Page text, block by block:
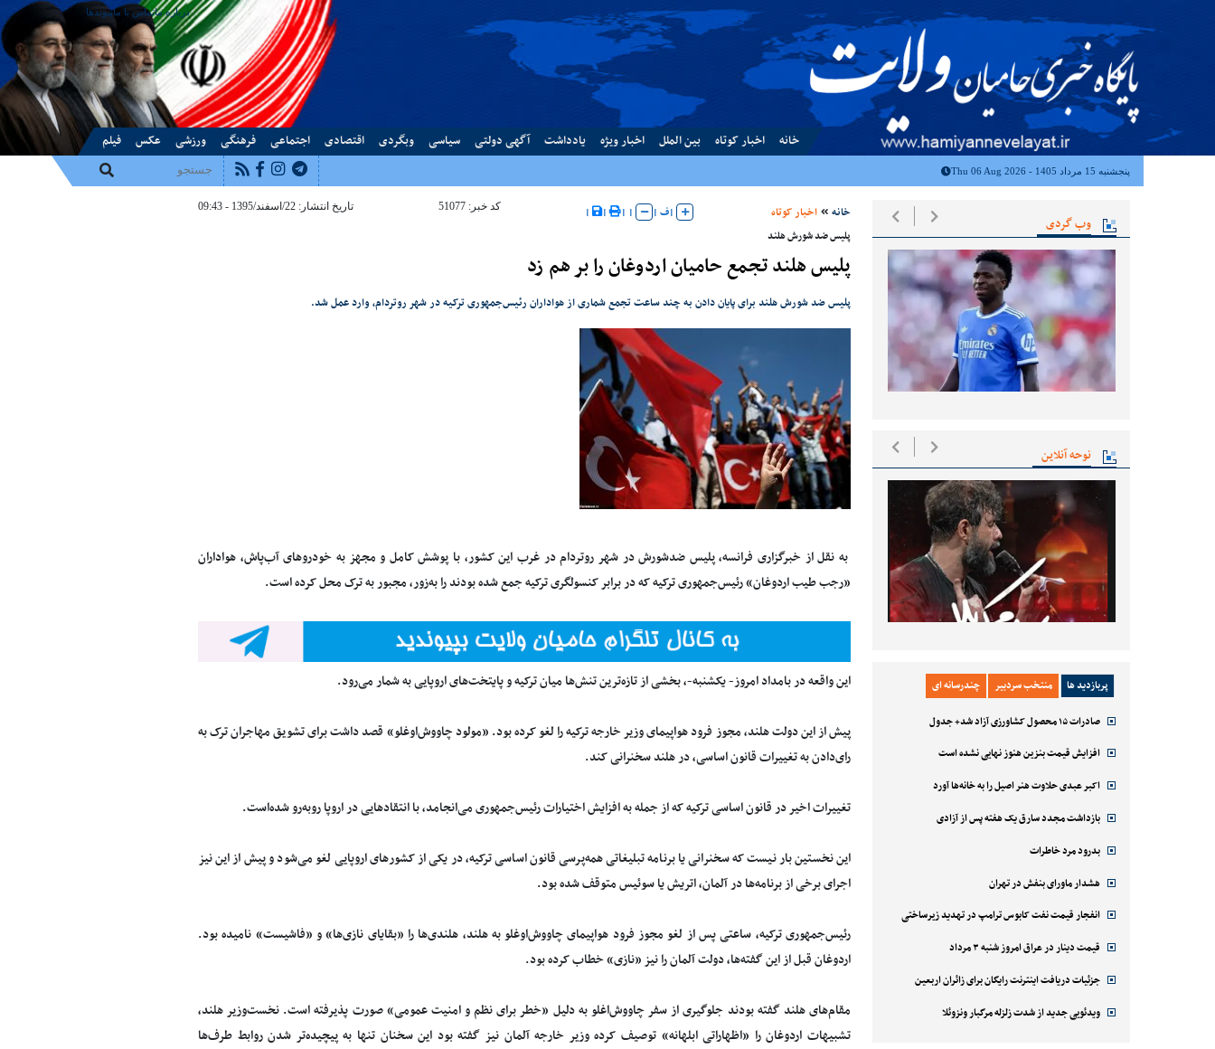
درباره ماتماس با ماپیوندها
خانه اخبار کوتاه بین الملل اخبار ویژه یادداشت آگهی دولتی سیاسی وبگردی اقتصادی اجتماعی فرهنگی ورزشی عکس فیلم
پنجشنبه 15 مرداد 1405 - Thu 06 Aug 2026
وب گردی
نوحه آنلاین
پربازدید ها منتخب سردبیر چندرسانه ای
صادرات ۱۵ محصول کشاورزی آزاد شد+ جدول
افزایش قیمت بنزین هنوز نهایی نشده است
اکبر عبدی حلاوت هنر اصیل را به خانه‌ها آورد
بازداشت مجدد سارق یک هفته پس از آزادی
بدرود مرد خاطرات
هشدار ماورای بنفش در تهران
انفجار قیمت نفت کابوس ترامپ در تهدید زیرساختی
قیمت دینار در عراق امروز شنبه ۳ مرداد
جزئیات دریافت اینترنت رایگان برای زائران اربعین
ویدئویی جدید از شدت زلزله مرگبار ونزوئلا
خانه اخبار کوتاه |ف|
|
|
|
| کد خبر: 51077 تاریخ انتشار: 22/اسفند/1395 - 09:43
پلیس ضد شورش هلند
پلیس هلند تجمع حامیان اردوغان را بر هم زد
پلیس ضد شورش هلند برای پایان دادن به چند ساعت تجمع شماری از هواداران رئیس‌جمهوری ترکیه در شهر روتردام، وارد عمل شد.
به نقل از خبرگزاری فرانسه، پلیس ضدشورش در شهر روتردام در غرب این کشور، با پوشش کامل و مجهز به خودروهای آب‌پاش، هواداران
«رجب طیب اردوغان» رئیس‌جمهوری ترکیه که در برابر کنسولگری ترکیه جمع شده بودند را به‌زور، مجبور به ترک محل کرده ‌است.
این واقعه در بامداد امروز- یکشنبه-، بخشی از تازه‌ترین تنش‌ها میان ترکیه و پایتخت‌های اروپایی به شمار می‌رود.
پیش از این دولت هلند، مجوز فرود هواپیمای وزیر خارجه ترکیه را لغو کرده بود. «مولود چاووش‌اوغلو» قصد داشت برای تشویق مهاجران ترک به
رای‌دادن به تغییرات قانون اساسی، در هلند سخنرانی کند.
تغییرات اخیر در قانون اساسی ترکیه که از جمله به افزایش اختیارات رئیس‌جمهوری می‌انجامد، با انتقادهایی در اروپا روبه‌رو شده‌است.
این نخستین بار نیست که سخنرانی یا برنامه تبلیغاتی همه‌پرسی قانون اساسی ترکیه، در یکی از کشورهای اروپایی لغو می‌شود و پیش از این نیز
اجرای برخی از برنامه‌ها در آلمان، اتریش یا سوئیس متوقف شده بود.
رئیس‌جمهوری ترکیه، ساعتی پس از لغو مجوز فرود هواپیمای چاووش‌اوغلو به هلند، هلندی‌ها را «بقایای نازی‌ها» و «فاشیست» نامیده بود.
اردوغان قبل از این گفته‌ها، دولت آلمان را نیز «نازی» خطاب کرده بود.
مقام‌های هلند گفته بودند جلوگیری از سفر چاووش‌اغلو به دلیل «خطر برای نظم و امنیت عمومی» صورت پذیرفته است. نخست‌وزیر هلند،
تشبیهات اردوغان را «اظهاراتی ابلهانه» توصیف کرده وزیر خارجه آلمان نیز گفته بود این سخنان تنها به پیچیده‌تر شدن روابط طرف‌ها